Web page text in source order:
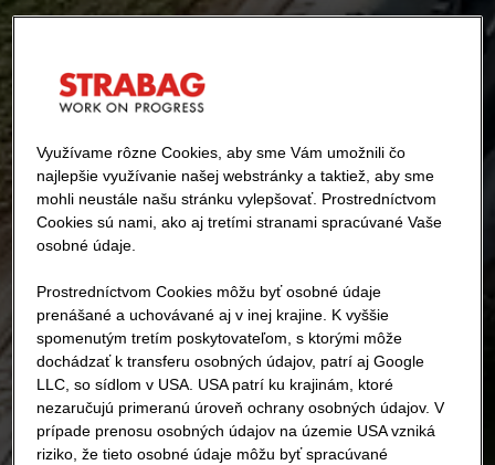
Využívame rôzne Cookies, aby sme Vám umožnili čo
najlepšie využívanie našej webstránky a taktiež, aby sme
mohli neustále našu stránku vylepšovať. Prostredníctvom
Cookies sú nami, ako aj tretími stranami spracúvané Vaše
osobné údaje.
Prostredníctvom Cookies môžu byť osobné údaje
prenášané a uchovávané aj v inej krajine. K vyššie
spomenutým tretím poskytovateľom, s ktorými môže
dochádzať k transferu osobných údajov, patrí aj Google
LLC, so sídlom v USA. USA patrí ku krajinám, ktoré
nezaručujú primeranú úroveň ochrany osobných údajov. V
prípade prenosu osobných údajov na územie USA vzniká
riziko, že tieto osobné údaje môžu byť spracúvané